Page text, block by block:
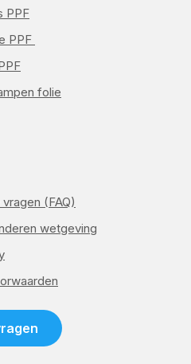
PPF
PPF
folie
(FAQ)
wetgeving